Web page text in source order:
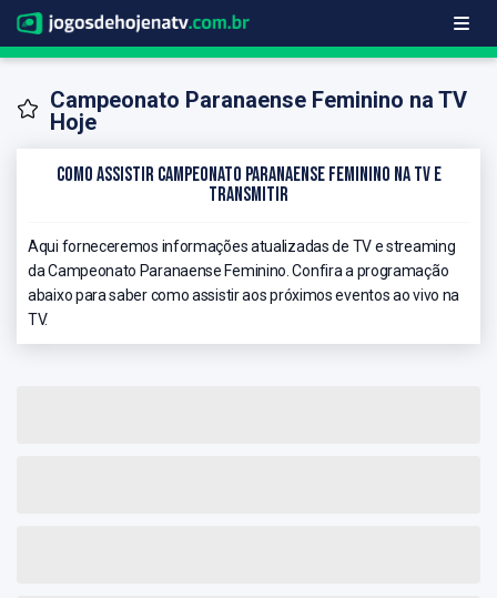
Campeonato Paranaense Feminino na TV
Hoje
Como Assistir Campeonato Paranaense Feminino na TV e
Transmitir
Aqui forneceremos informações atualizadas de TV e streaming
da Campeonato Paranaense Feminino. Confira a programação
abaixo para saber como assistir aos próximos eventos ao vivo na
TV.